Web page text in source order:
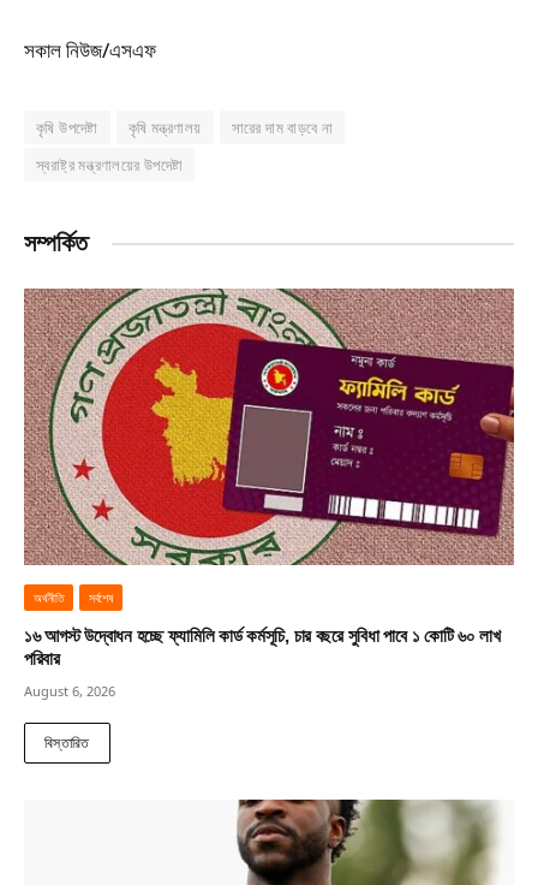
সকাল নিউজ/এসএফ
কৃষি উপদেষ্টা কৃষি মন্ত্রণালয়
সারের দাম বাড়বে না
স্বরাষ্ট্র মন্ত্রণালয়ের উপদেষ্টা
সম্পর্কিত
অর্থনীতি সর্বশেষ
১৬ আগস্ট উদ্বোধন হচ্ছে ফ্যামিলি কার্ড কর্মসূচি, চার বছরে সুবিধা পাবে ১ কোটি ৬০ লাখ
পরিবার
August 6, 2026
বিস্তারিত